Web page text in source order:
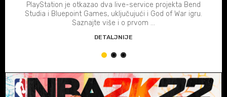
PlayStation je otkazao dva live-service projekta Bend
Studia i Bluepoint Games, uključujući i God of War igru.
Saznajte više i o prvom ...
DETALJNIJE
1 2 3